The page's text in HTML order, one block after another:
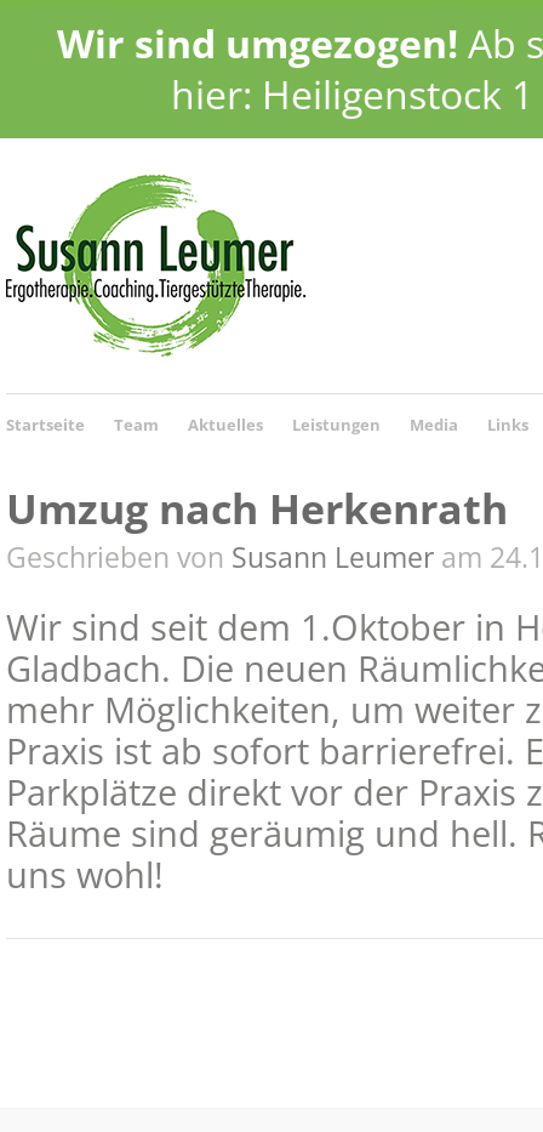
Wir sind umgezogen! Ab
hier: Heiligenstock 1
Startseite Team Aktuelles Leistungen Media Links
Umzug nach Herkenrath
Geschrieben von Susann Leumer am
Wir sind seit dem 1.Oktober in
Gladbach. Die neuen
mehr Möglichkeiten, um weiter
Praxis ist ab sofort barrierefrei.
Parkplätze direkt vor der Praxis
Räume sind geräumig und hell.
uns wohl!